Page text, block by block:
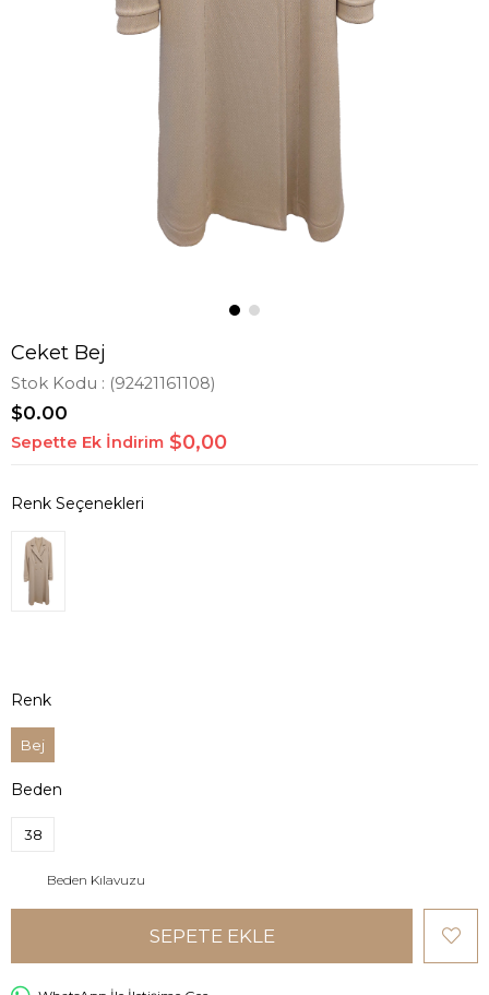
Ceket Bej
Stok Kodu (92421161108)
$0.00
Sepette Ek İndirim $0,00
Renk
Bej
Beden
38
Beden Kılavuzu